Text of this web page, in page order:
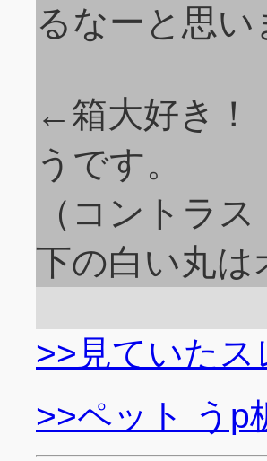
るなーと思い
←箱大好き
うです。
（コントラ
下の白い丸
>>見ていた
>>ペット うp